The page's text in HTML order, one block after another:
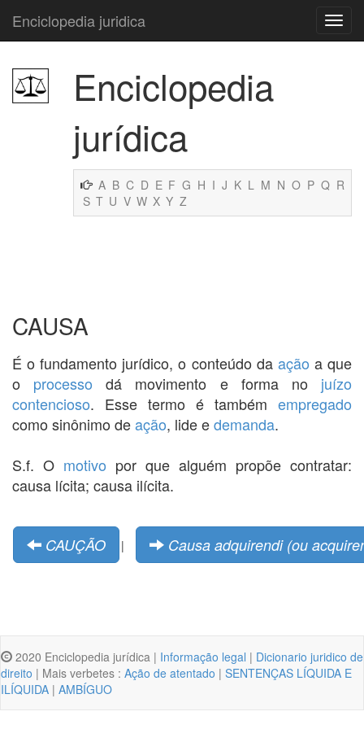
Enciclopedia juridica
Enciclopedia
jurídica
A B C D E F G H I J K L M N O P Q R
S T U V W X Y Z
CAUSA
É o fundamento jurídico, o conteúdo da ação a que
o processo dá movimento e forma no juízo
contencioso. Esse termo é também empregado
como sinônimo deação, lide edemanda.
S.f. O motivo por que alguém propõe contratar:
causa lícita; causa ilícita.
CAUÇÃO | Causa adquirendi (ou
2020 Enciclopedia jurídica | Informação legal | Dicionario juridico de
direito | Mais verbetes : Ação de atentado | SENTENÇAS LÍQUIDA E
ILÍQUIDA | AMBÍGUO